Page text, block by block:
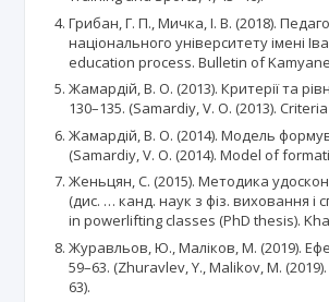
Грибан, Г. П., Мичка, І. В. (2018).
національного університету імені
education process. Bulletin of
Жамардій, В. О. (2013). Критерії та
130–135. (Samardiy, V. O. (2013).
Жамардій, В. О. (2014). Модель
(Samardiy, V. O. (2014). Model of
Женьцян, С. (2015). Методика
(дис. … канд. наук з фіз. виховання
in powerlifting classes (PhD thesis).
Журавльов, Ю., Маліков, М. (2019).
59–63. (Zhuravlev, Y., Malikov, M.
63).